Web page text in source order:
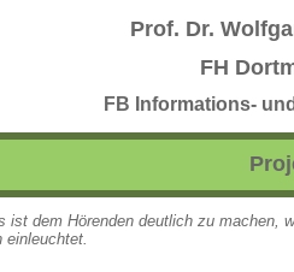
Prof. Dr.
FH
FB Informations-
ist dem Hörenden deutlich zu machen,
einleuchtet.